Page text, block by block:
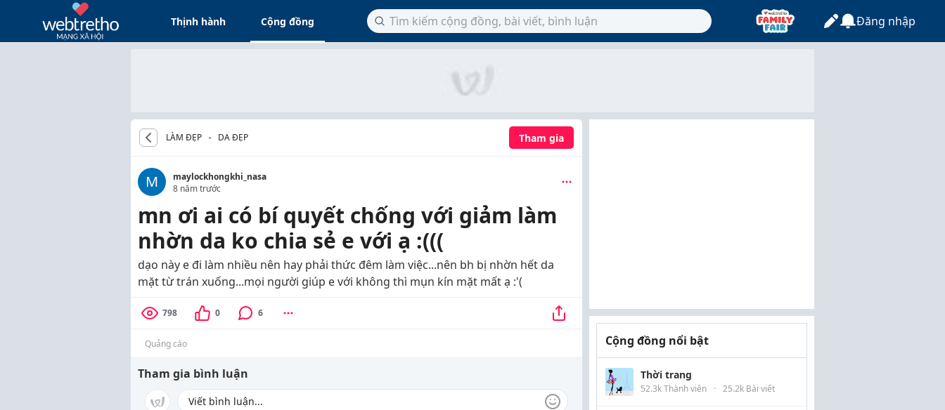
Thịnh hành Cộng đồng Đăng nhập
LÀM ĐẸP DA ĐẸP Tham gia
M
maylockhongkhi_nasa
8 năm trước
mn ơi ai có bí quyết chống với giảm làm
nhờn da ko chia sẻ e với ạ :(((
dạo này e đi làm nhiều nên hay phải thức đêm làm việc...nên bh bị nhờn hết da
mặt từ trán xuống...mọi người giúp e với không thì mụn kín mặt mất ạ :'(
798 0 6
Quảng cáo
Tham gia bình luận
Cộng đồng nổi bật
Thời trang
52.3k Thành viên · 25.2k Bài viết